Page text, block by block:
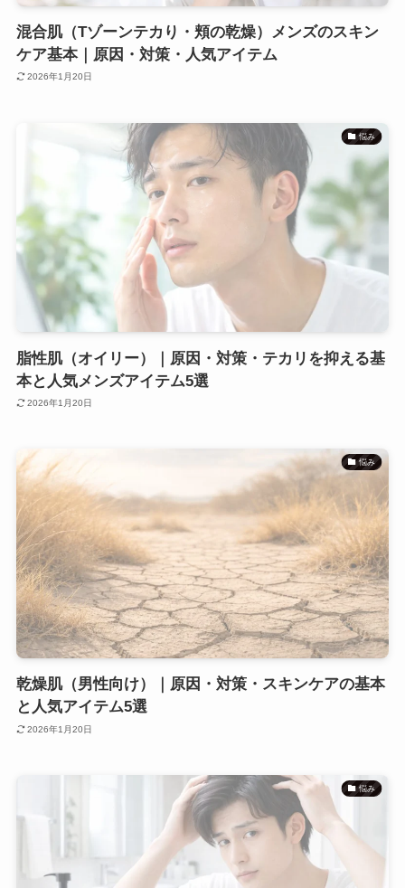
混合肌（Tゾーンテカり・頬の乾燥）メンズのスキン
ケア基本｜原因・対策・人気アイテム
2026年1月20日
悩み
脂性肌（オイリー）｜原因・対策・テカリを抑える基
本と人気メンズアイテム5選
2026年1月20日
悩み
乾燥肌（男性向け）｜原因・対策・スキンケアの基本
と人気アイテム5選
2026年1月20日
悩み